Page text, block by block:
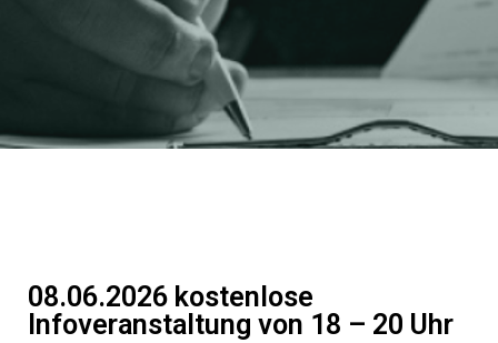
08.06.2026 kostenlose
Infoveranstaltung von 18 – 20 Uhr